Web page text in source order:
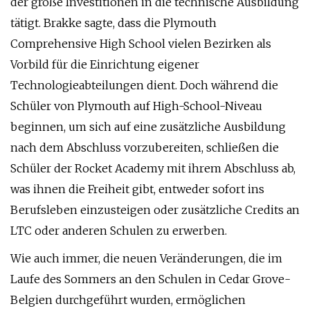
tätigt. Brakke sagte, dass die Plymouth
Comprehensive High School vielen Bezirken als
Vorbild für die Einrichtung eigener
Technologieabteilungen dient. Doch während die
Schüler von Plymouth auf High-School-Niveau
beginnen, um sich auf eine zusätzliche Ausbildung
nach dem Abschluss vorzubereiten, schließen die
Schüler der Rocket Academy mit ihrem Abschluss ab,
was ihnen die Freiheit gibt, entweder sofort ins
Berufsleben einzusteigen oder zusätzliche Credits an
LTC oder anderen Schulen zu erwerben.
Wie auch immer, die neuen Veränderungen, die im
Laufe des Sommers an den Schulen in Cedar Grove-
Belgien durchgeführt wurden, ermöglichen